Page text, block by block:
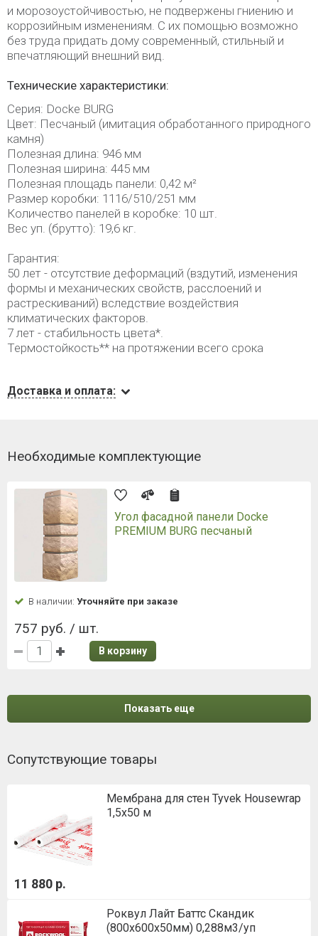
и морозоустойчивостью, не подвержены гниению и
коррозийным изменениям. С их помощью возможно
без труда придать дому современный, стильный и
впечатляющий внешний вид.
Технические характеристики:
Серия: Docke BURG
Цвет: Песчаный (имитация обработанного природного
камня)
Полезная длина: 946 мм
Полезная ширина: 445 мм
Полезная площадь панели: 0,42 м²
Размер коробки: 1116/510/251 мм
Количество панелей в коробке: 10 шт.
Вес уп. (брутто): 19,6 кг.
Гарантия:
50 лет - отсутствие деформаций (вздутий, изменения
формы и механических свойств, расслоений и
растрескиваний) вследствие воздействия
климатических факторов.
7 лет - стабильность цвета*.
Термостойкость** на протяжении всего срока
Доставка и оплата:
Необходимые комплектующие
Угол фасадной панели Docke
PREMIUM BURG песчаный
В наличии: Уточняйте при заказе
757 руб. / шт.
В корзину
Показать еще
Сопутствующие товары
Мембрана для стен Tyvek Housewrap
1,5х50 м
11 880 р.
Роквул Лайт Баттс Скандик
(800х600х50мм) 0,288м3/уп